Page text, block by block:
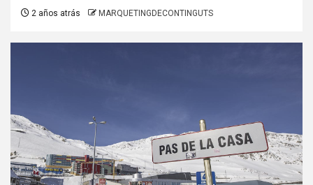
2 años atrás MARQUETINGDECONTINGUTS